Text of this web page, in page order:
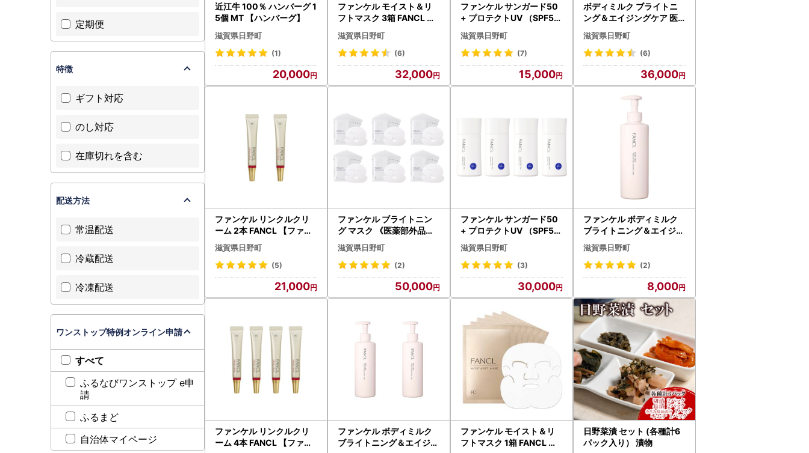
近江牛 100％ ハンバーグ 1
5個 MT 【ハンバーグ】
滋賀県日野町
(1)
20,000
ファンケル モイスト＆リ
フトマスク 3箱 FANCL 【
滋賀県日野町
(6)
32,000
ファンケル サンガード50
+ プロテクトUV （SPF50
【 日焼け止め 】
滋賀県日野町
(7)
15,000
ボディミルク ブライトニ
ング＆エイジングケア 医
ァンケル 】
滋賀県日野町
(6)
36,000
ファンケル リンクルクリ
ーム 2本 FANCL 【ファン
ケル】
滋賀県日野町
(5)
21,000
ファンケル ブライトニン
グ マスク 《医薬部外品》6
箱 FANCL 【マスク】
滋賀県日野町
(2)
50,000
ファンケル サンガード50
+ プロテクトUV （SPF50
+・PA++++）4本 FANCL
【日焼け止め】
滋賀県日野町
(3)
30,000
ファンケル ボディミルク
ブライトニング＆エイジン
グケア 医薬部外品 1本 FAN
CL 【ファンケル】
滋賀県日野町
(2)
8,000
ファンケル リンクルクリ
ーム 4本 FANCL 【ファン
ファンケル ボディミルク
ブライトニング＆エイジン
ファンケル モイスト＆リ
フトマスク 1箱 FANCL 【
日野菜漬 セット (各種計6
パック入り） 漬物
定期便
特徴
ギフト対応
のし対応
在庫切れを含む
配送方法
常温配送
冷蔵配送
冷凍配送
ワンストップ特例オンライン申請
すべて
ふるなびワンストップ e申
請
ふるまど
自治体マイページ